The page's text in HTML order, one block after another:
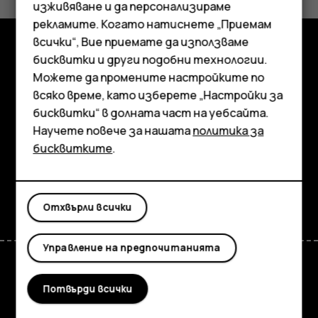
Смартфони
Мобилни телефони
Аксесоари
Таблети
Да Не
Изследвайте
Информация
Planet and people
Поддръжка
FacebookInstagram
TiktokYoutubeLinkedinDiscord
Bulgaria
изживяване и да персонализираме
рекламите. Когато натиснете „Приемам
всички“, Вие приемате да използваме
бисквитки и други подобни технологии.
Можете да промените настройките по
всяко време, като изберете „Настройки за
бисквитки“ в долната част на уебсайта.
Научете повече за нашатаполитика за
бисквитките.
Отхвърли всички
Управление на предпочитанията
Потвърди всички